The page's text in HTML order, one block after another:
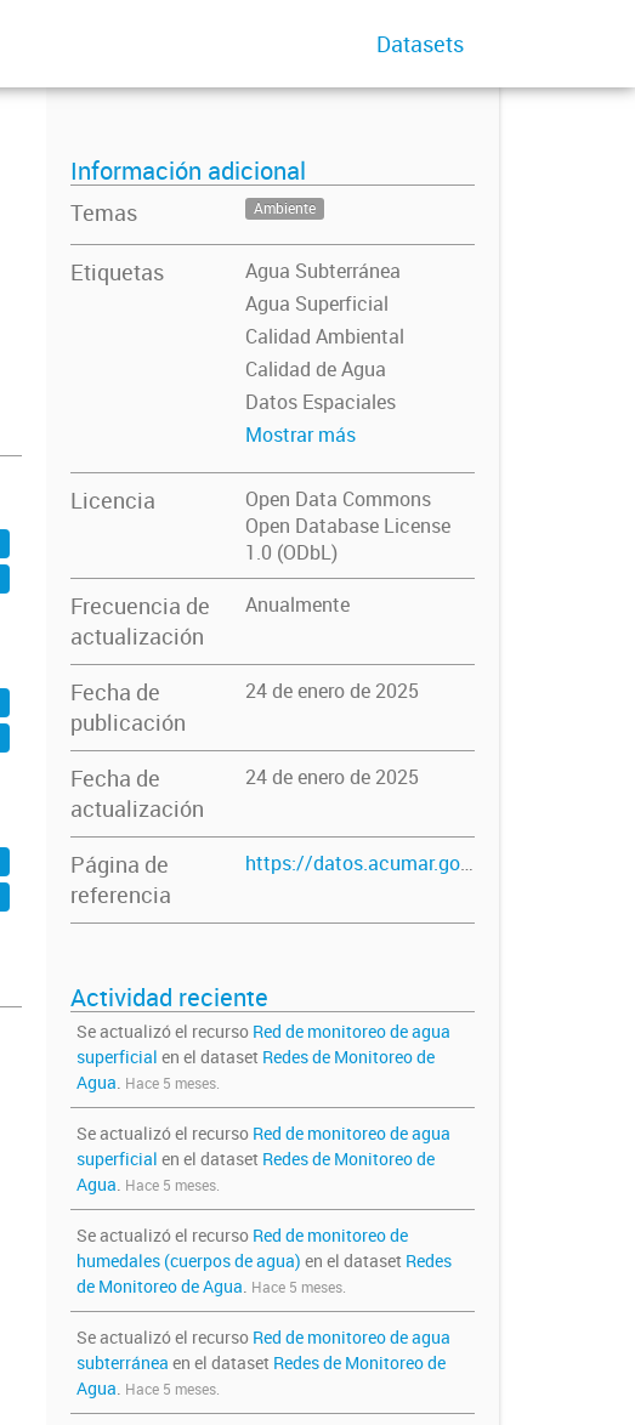
Datasets
Información adicional
Temas Ambiente
Etiquetas
Agua Subterránea
Agua Superficial
Calidad Ambiental
Calidad de Agua
Datos Espaciales
Mostrar más
Licencia
Open Data Commons
Open Database License
1.0 (ODbL)
Frecuencia de
actualización
Anualmente
Fecha de
publicación
24 de enero de 2025
Fecha de
actualización
24 de enero de 2025
Página de
referencia
https://datos.acumar.gob.ar/dataset/redes-de-monitoreo-de-agua
Actividad reciente
Se actualizó el recurso Red de monitoreo de agua
superficial en el dataset Redes de Monitoreo de
Agua. Hace 5 meses.
Se actualizó el recurso Red de monitoreo de agua
superficial en el dataset Redes de Monitoreo de
Agua. Hace 5 meses.
Se actualizó el recurso Red de monitoreo de
humedales (cuerpos de agua) en el dataset Redes
de Monitoreo de Agua. Hace 5 meses.
Se actualizó el recurso Red de monitoreo de agua
subterránea en el dataset Redes de Monitoreo de
Agua. Hace 5 meses.